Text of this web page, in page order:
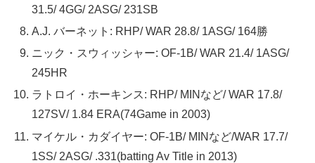
31.5/ 4GG/ 2ASG/ 231SB
A.J. バーネット: RHP/ WAR 28.8/ 1ASG/ 164勝
ニック・スウィッシャー: OF-1B/ WAR 21.4/ 1ASG/
245HR
ラトロイ・ホーキンス: RHP/ MINなど/ WAR 17.8/
127SV/ 1.84 ERA(74Game in 2003)
マイケル・カダイヤー: OF-1B/ MINなど/WAR 17.7/
1SS/ 2ASG/ .331(batting Av Title in 2013)